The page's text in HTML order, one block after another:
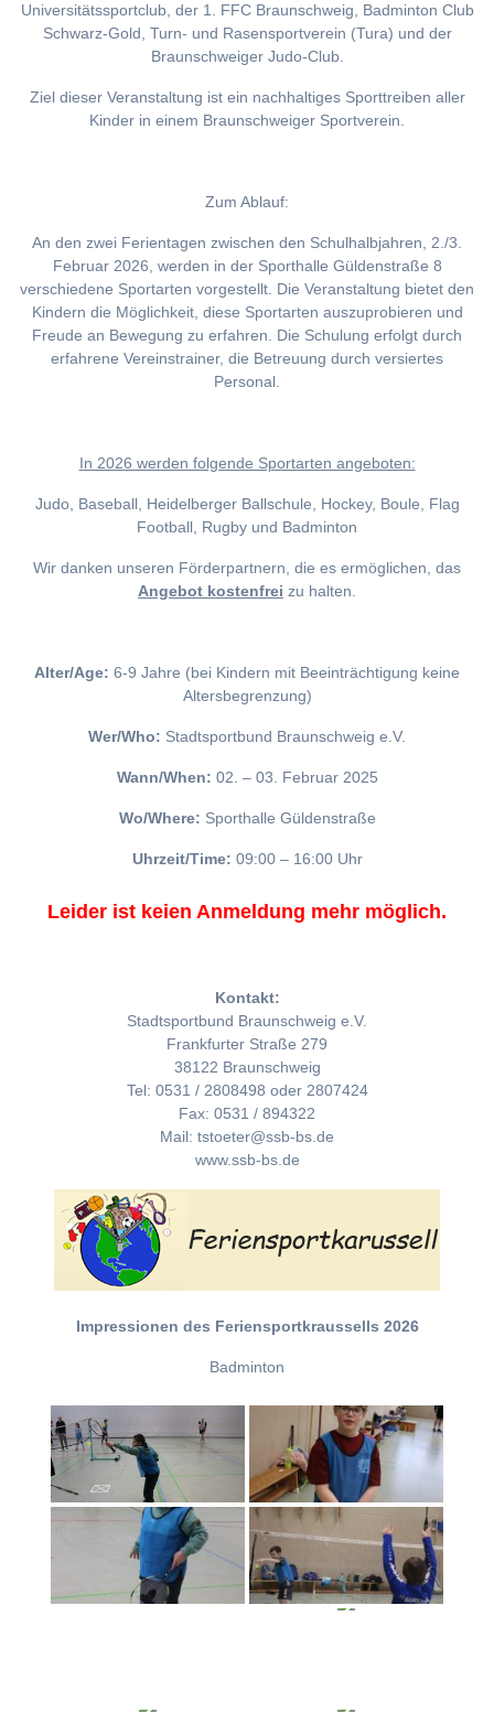
Universitätssportclub, der 1. FFC Braunschweig, Badminton Club
Schwarz-Gold, Turn- und Rasensportverein (Tura) und der
Braunschweiger Judo-Club.
Ziel dieser Veranstaltung ist ein nachhaltiges Sporttreiben aller
Kinder in einem Braunschweiger Sportverein.
Zum Ablauf:
An den zwei Ferientagen zwischen den Schulhalbjahren, 2./3.
Februar 2026, werden in der Sporthalle Güldenstraße 8
verschiedene Sportarten vorgestellt. Die Veranstaltung bietet den
Kindern die Möglichkeit, diese Sportarten auszuprobieren und
Freude an Bewegung zu erfahren. Die Schulung erfolgt durch
erfahrene Vereinstrainer, die Betreuung durch versiertes
Personal.
In 2026 werden folgende Sportarten angeboten:
Judo, Baseball, Heidelberger Ballschule, Hockey, Boule, Flag
Football, Rugby und Badminton
Wir danken unseren Förderpartnern, die es ermöglichen, das
Angebot kostenfrei zu halten.
Alter/Age: 6-9 Jahre (bei Kindern mit Beeinträchtigung keine
Altersbegrenzung)
Wer/Who: Stadtsportbund Braunschweig e.V.
Wann/When: 02. – 03. Februar 2025
Wo/Where: Sporthalle Güldenstraße
Uhrzeit/Time: 09:00 – 16:00 Uhr
Leider ist keien Anmeldung mehr möglich.
Kontakt:
Stadtsportbund Braunschweig e.V.
Frankfurter Straße 279
38122 Braunschweig
Tel: 0531 / 2808498 oder 2807424
Fax: 0531 / 894322
Mail: tstoeter@ssb-bs.de
www.ssb-bs.de
Impressionen des Feriensportkraussells 2026
Badminton